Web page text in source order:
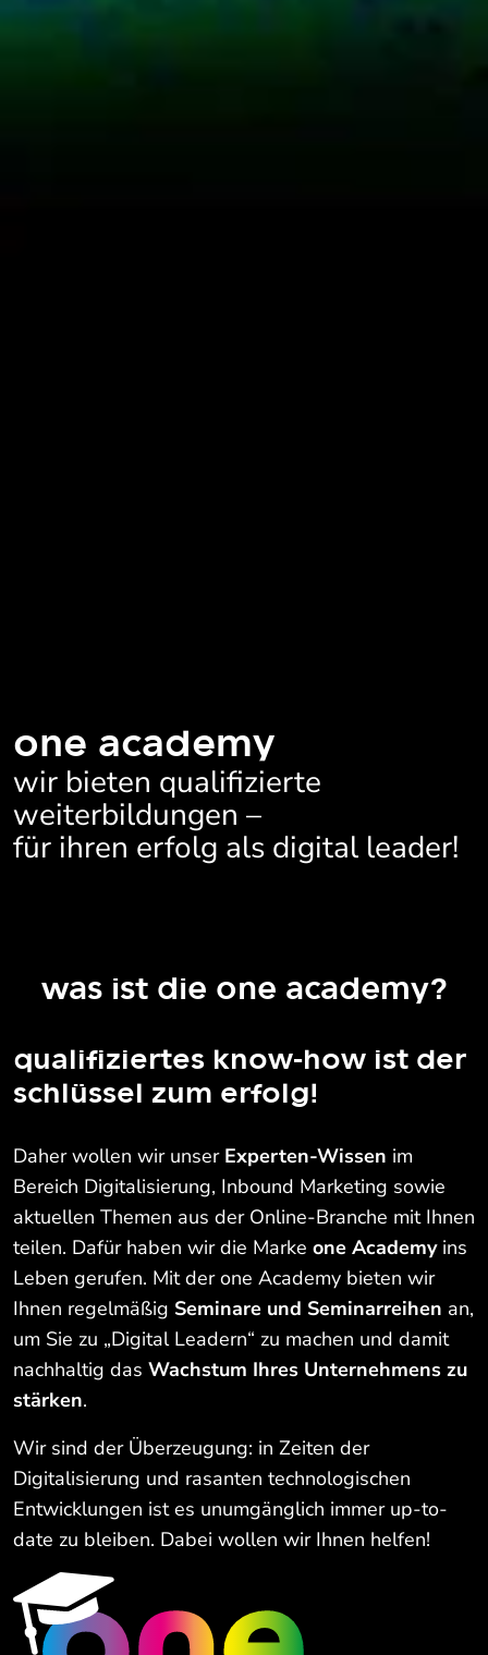
one academy
wir bieten qualifizierte
weiterbildungen –
für ihren erfolg als digital leader!
was ist die one academy?
qualifiziertes know-how ist der
schlüssel zum erfolg!
Daher wollen wir unser Experten-Wissen im
Bereich Digitalisierung, Inbound Marketing sowie
aktuellen Themen aus der Online-Branche mit Ihnen
teilen. Dafür haben wir die Marke one Academyins
Leben gerufen. Mit der one Academy bieten wir
Ihnen regelmäßig Seminare und Seminarreihen an,
um Sie zu „Digital Leadern“ zu machen und damit
nachhaltig das Wachstum Ihres Unternehmens zu
stärken.
Wir sind der Überzeugung: in Zeiten der
Digitalisierung und rasanten technologischen
Entwicklungen ist es unumgänglich immer up-to-
date zu bleiben. Dabei wollen wir Ihnen helfen!